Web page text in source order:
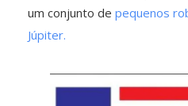
um conjunto de pequenos
Júpiter.